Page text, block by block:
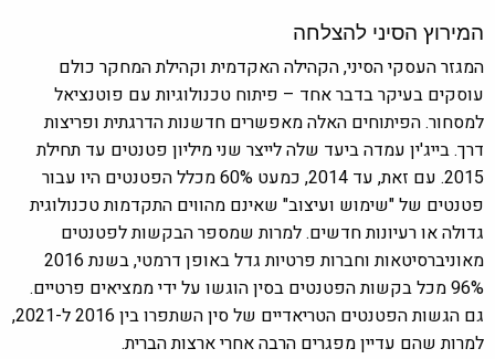
המירוץ הסיני להצלחה
המגזר העסקי הסיני, הקהילה האקדמית וקהילת המחקר כולם
עוסקים בעיקר בדבר אחד – פיתוח טכנולוגיות עם פוטנציאל
למסחור. הפיתוחים האלה מאפשרים חדשנות הדרגתית ופריצות
דרך. בייג'ין עמדה ביעד שלה לייצר שני מיליון פטנטים עד תחילת
2015. עם זאת, עד 2014, כמעט 60% מכלל הפטנטים היו עבור
פטנטים של "שימוש ועיצוב" שאינם מהווים התקדמות טכנולוגית
גדולה או רעיונות חדשים. למרות שמספר הבקשות לפטנטים
מאוניברסיטאות וחברות פרטיות גדל באופן דרמטי, בשנת 2016
96% מכל בקשות הפטנטים בסין הוגשו על ידי ממציאים פרטיים.
גם הגשות הפטנטים הטריאדיים של סין השתפרו בין 2016 ל-2021,
למרות שהם עדיין מפגרים הרבה אחרי ארצות הברית.